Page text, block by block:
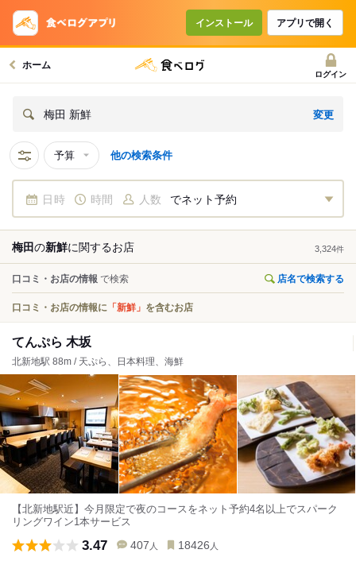
インストール アプリで開く
ホーム
ログイン
梅田 新鮮 変更
予算 他の検索条件
日時 時間 人数 でネット予約
梅田の新鮮に関するお店 3,324件
口コミ・お店の情報 で検索 店名で検索する
口コミ・お店の情報に 「新鮮」 を含むお店
てんぷら 木坂
北新地駅 88m / 天ぷら、日本料理、海鮮
【北新地駅近】今月限定で夜のコースをネット予約4名以上でスパーク
リングワイン1本サービス
3.47 407 人 18426 人